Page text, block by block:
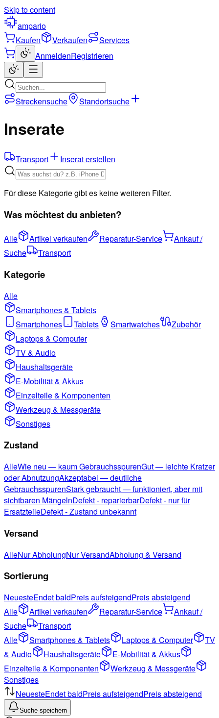
Skip to content
ampario
Kaufen
Verkaufen
Services
AnmeldenRegistrieren
Streckensuche Standortsuche
Inserate
Transport Inserat erstellen
Für diese Kategorie gibt es keine weiteren Filter.
Was möchtest du anbieten?
Alle Artikel verkaufen Reparatur-Service
Ankauf /
Suche
Transport
Kategorie
Alle
Smartphones & Tablets
Smartphones
Tablets Smartwatches
Zubehör
Laptops & Computer
TV & Audio
Haushaltsgeräte
E-Mobilität & Akkus
Einzelteile & Komponenten
Werkzeug & Messgeräte
Sonstiges
Zustand
AlleWie neu — kaum GebrauchsspurenGut — leichte Kratzer
oder AbnutzungAkzeptabel — deutliche
GebrauchsspurenStark gebraucht — funktioniert, aber mit
sichtbaren MängelnDefekt - reparierbarDefekt - nur für
ErsatzteileDefekt - Zustand unbekannt
Versand
AlleNur AbholungNur VersandAbholung & Versand
Sortierung
NeuesteEndet baldPreis aufsteigendPreis absteigend
Alle
Artikel verkaufen Reparatur-Service
Ankauf /
Suche
Transport
Alle
Smartphones & Tablets Laptops & Computer
TV
& Audio
Haushaltsgeräte
E-Mobilität & Akkus
Einzelteile & Komponenten
Werkzeug & Messgeräte
Sonstiges
NeuesteEndet baldPreis aufsteigendPreis absteigend
Suche speichern